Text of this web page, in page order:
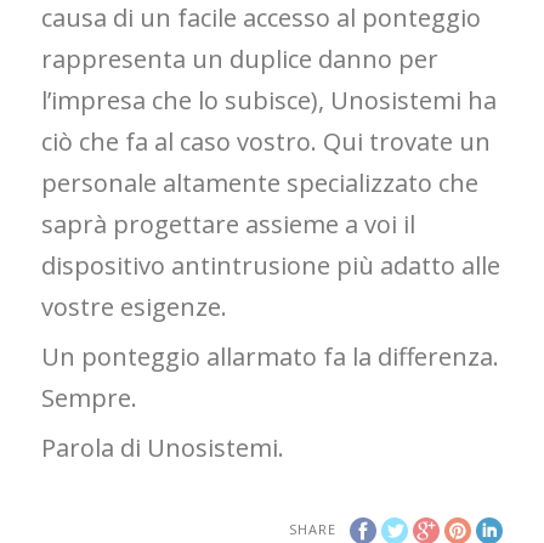
causa di un facile accesso al ponteggio
rappresenta un duplice danno per
l’impresa che lo subisce), Unosistemi ha
ciò che fa al caso vostro. Qui trovate un
personale altamente specializzato che
saprà progettare assieme a voi il
dispositivo antintrusione più adatto alle
vostre esigenze.
Un ponteggio allarmato fa la differenza.
Sempre.
Parola di Unosistemi.
SHARE